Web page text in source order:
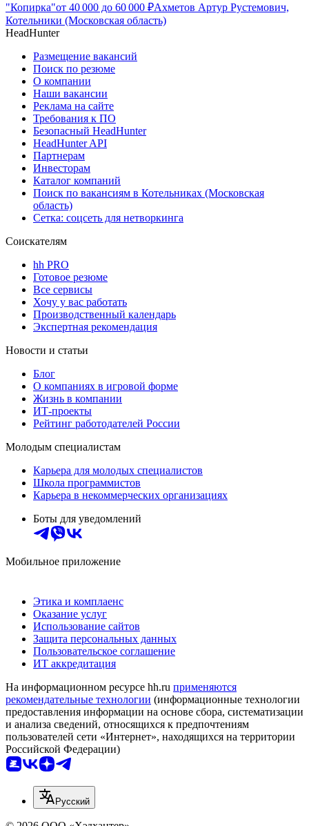
"Копирка"от 40 000 до 60 000 ₽Ахметов Артур Рустемович,
Котельники (Московская область)
HeadHunter
Размещение вакансий
Поиск по резюме
О компании
Наши вакансии
Реклама на сайте
Требования к ПО
Безопасный HeadHunter
HeadHunter API
Партнерам
Инвесторам
Каталог компаний
Поиск по вакансиям в Котельниках (Московская
область)
Сетка: соцсеть для нетворкинга
Соискателям
hh PRO
Готовое резюме
Все сервисы
Хочу у вас работать
Производственный календарь
Экспертная рекомендация
Новости и статьи
Блог
О компаниях в игровой форме
Жизнь в компании
ИТ-проекты
Рейтинг работодателей России
Молодым специалистам
Карьера для молодых специалистов
Школа программистов
Карьера в некоммерческих организациях
Боты для уведомлений
Мобильное приложение
Этика и комплаенс
Оказание услуг
Использование сайтов
Защита персональных данных
Пользовательское соглашение
ИТ аккредитация
На информационном ресурсе hh.ru применяются
рекомендательные технологии (информационные технологии
предоставления информации на основе сбора, систематизации
и анализа сведений, относящихся к предпочтениям
пользователей сети «Интернет», находящихся на территории
Российской Федерации)
Русский